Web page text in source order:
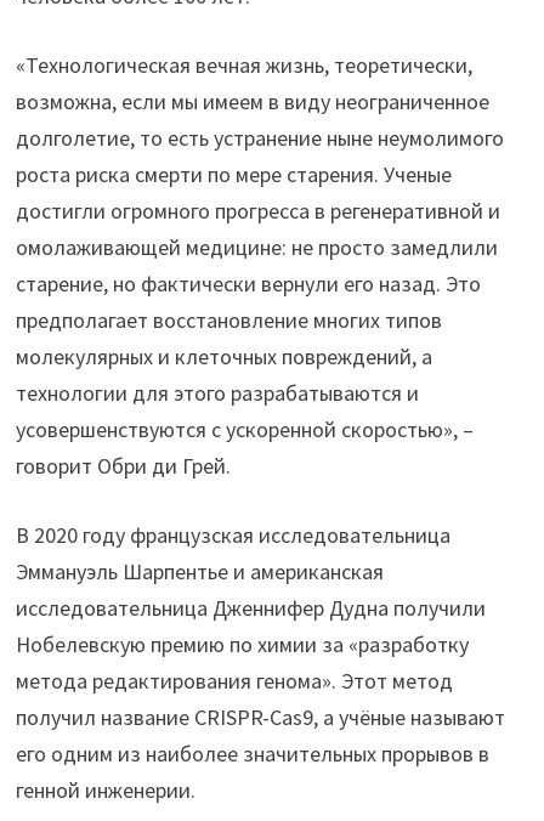
«Технологическая вечная жизнь, теоретически,
возможна, если мы имеем в виду неограниченное
долголетие, то есть устранение ныне неумолимого
роста риска смерти по мере старения. Ученые
достигли огромного прогресса в регенеративной и
омолаживающей медицине: не просто замедлили
старение, но фактически вернули его назад. Это
предполагает восстановление многих типов
молекулярных и клеточных повреждений, а
технологии для этого разрабатываются и
усовершенствуются с ускоренной скоростью», –
говорит Обри ди Грей.
В 2020 году французская исследовательница
Эммануэль Шарпентье и американская
исследовательница Дженнифер Дудна получили
Нобелевскую премию по химии за «разработку
метода редактирования генома». Этот метод
получил название CRISPR-Cas9, а учёные называют
его одним из наиболее значительных прорывов в
генной инженерии.